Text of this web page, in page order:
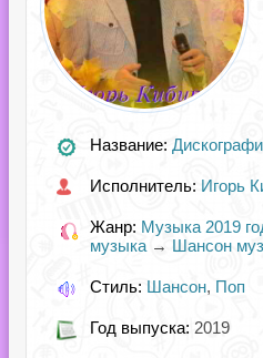
Название:
Исполнитель: Игорь
Жанр: Музыка 2019
музыка → Шансон
Стиль: Шансон, Поп
Год выпуска: 2019